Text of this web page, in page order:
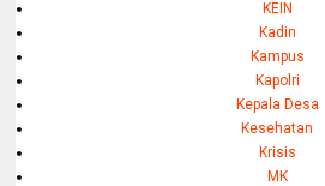
KEIN
Kadin
Kampus
Kapolri
Kepala Desa
Kesehatan
Krisis
MK